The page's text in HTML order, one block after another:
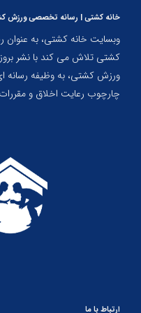
خانه کشتی | رسانه تخصصی ورزش
وبسایت خانه کشتی، به
کشتی تلاش می کند با نشر
ورزش کشتی، به وظیفه رسانه
چارچوب رعایت اخلاق و
ارتباط با ما